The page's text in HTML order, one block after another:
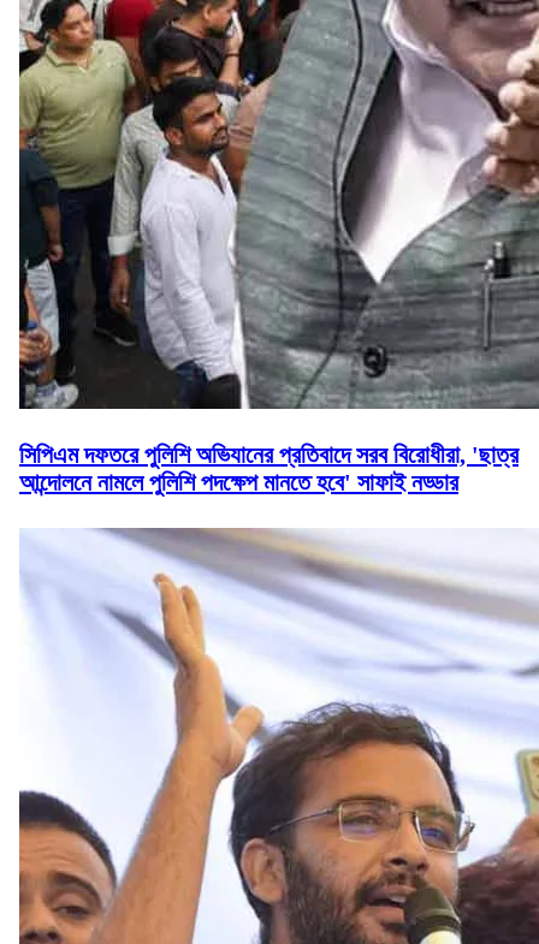
সিপিএম দফতরে পুলিশি অভিযানের প্রতিবাদে সরব বিরোধীরা, 'ছাত্র
আন্দোলনে নামলে পুলিশি পদক্ষেপ মানতে হবে' সাফাই নড্ডার